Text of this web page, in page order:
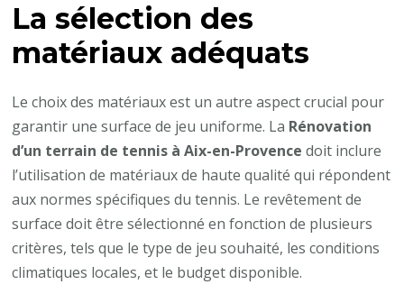
La sélection des
matériaux adéquats
Le choix des matériaux est un autre aspect crucial pour
garantir une surface de jeu uniforme. La Rénovation
d’un terrain de tennis à Aix-en-Provence doit inclure
l’utilisation de matériaux de haute qualité qui répondent
aux normes spécifiques du tennis. Le revêtement de
surface doit être sélectionné en fonction de plusieurs
critères, tels que le type de jeu souhaité, les conditions
climatiques locales, et le budget disponible.